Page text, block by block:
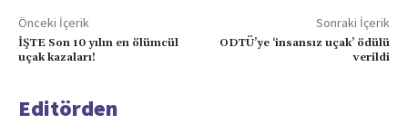
Önceki İçerik
İŞTE Son 10 yılın en ölümcül
uçak kazaları!
Sonraki İçerik
ODTÜ’ye ‘insansız uçak’ ödülü
verildi
Editörden